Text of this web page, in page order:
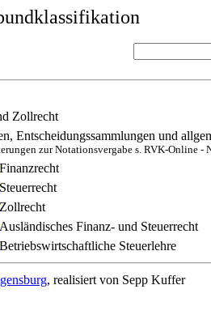
Zollrecht
Entscheidungssammlungen und
zur Notationsvergabe s. RVK-Online -
Finanzrecht
Steuerrecht
Zollrecht
Ausländisches Finanz- und Steuerrecht
Betriebswirtschaftliche Steuerlehre
, realisiert von Sepp Kuffer